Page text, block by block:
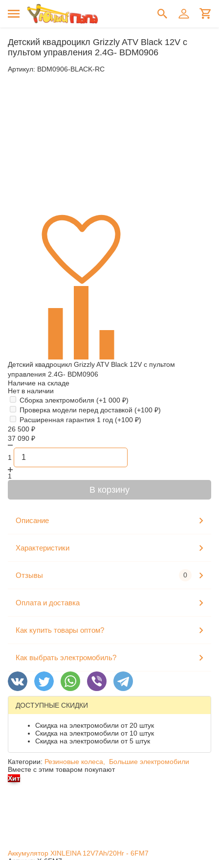
Детский квадроцикл Grizzly ATV Black 12V с
пультом управления 2.4G- BDM0906
Артикул: BDM0906-BLACK-RC
Детский квадроцикл Grizzly ATV Black 12V с пультом
управления 2.4G- BDM0906
Наличие на складе
Нет в наличии
Сборка электромобиля (+1 000 ₽)
Проверка модели перед доставкой (+100 ₽)
Расширенная гарантия 1 год (+100 ₽)
26 500 ₽
37 090 ₽
1
1
В корзину
Описание
Характеристики
Отзывы 0
Оплата и доставка
Как купить товары оптом?
Как выбрать электромобиль?
ДОСТУПНЫЕ СКИДКИ
Скидка на электромобили от 20 штук
Скидка на электромобили от 10 штук
Скидка на электромобили от 5 штук
Категории: Резиновые колеса,
Большие электромобили
Вместе с этим товаром покупают
Хит
Аккумулятор XINLEINA 12V7Ah/20Hr - 6FM7